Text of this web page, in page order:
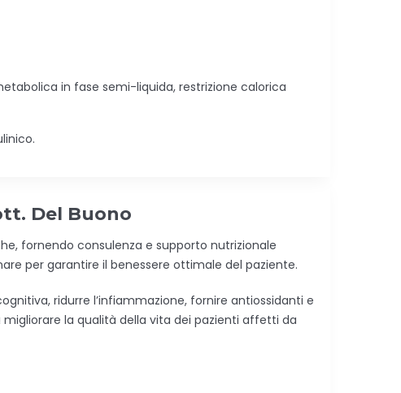
in fase semi-liquida, restrizione calorica
Del Buono
fornendo consulenza e supporto nutrizionale
per garantire il benessere ottimale del paziente.
ridurre l’infiammazione, fornire antiossidanti e
la qualità della vita dei pazienti affetti da